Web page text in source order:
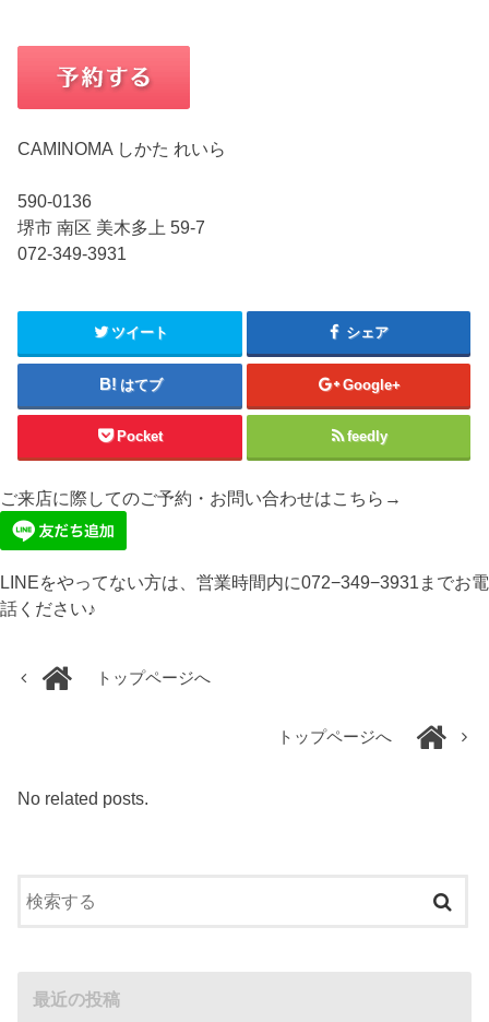
CAMINOMA しかた れいら
590-0136
堺市 南区 美木多上 59-7
072-349-3931
ツイート シェア
はてブ Google+
Pocket feedly
ご来店に際してのご予約・お問い合わせはこちら→
LINEをやってない方は、営業時間内に072−349−3931までお電
話ください♪
トップページへ
トップページへ
No related posts.
最近の投稿